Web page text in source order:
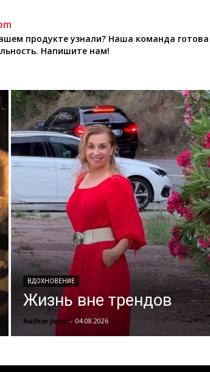
продукте узнали? Наша команда
Напишите нам!
ВДОХНОВЕНИЕ
Жизнь вне трендов
Author Julia - 04.08.2026